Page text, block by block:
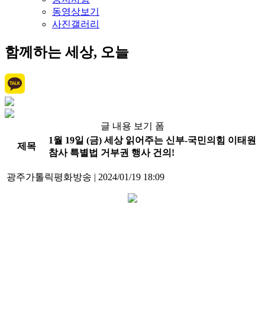
동영상보기
사진갤러리
함께하는 세상, 오늘
글 내용 보기 폼
제목
1월 19일 (금) 세상 읽어주는 신부-국민의힘 이태원
참사 특별법 거부권 행사 건의!
광주가톨릭평화방송 | 2024/01/19 18:09